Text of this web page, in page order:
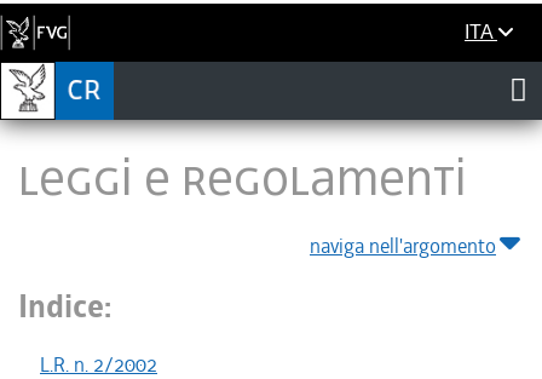
ITA
LEGGI E REGOLAMENTI
naviga nell'argomento
Indice:
L.R. n. 2/2002